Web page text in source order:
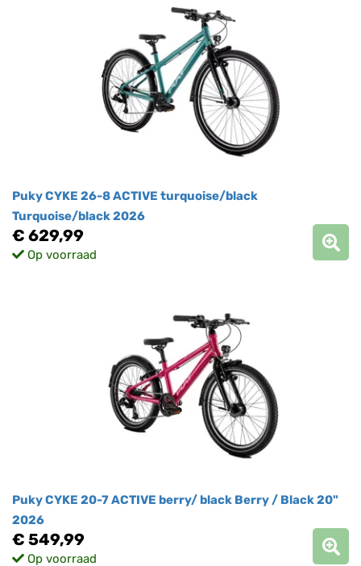
Puky CYKE 26-8 ACTIVE turquoise/black
Turquoise/black 2026
€ 629,99
Op voorraad
Puky CYKE 20-7 ACTIVE berry/ black Berry / Black 20"
2026
€ 549,99
Op voorraad